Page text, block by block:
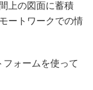
上の図面に蓄積
ートワークでの情
ォームを使って